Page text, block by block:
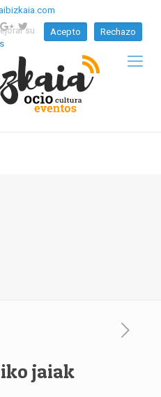
jaiak
su
Acepto Rechazo